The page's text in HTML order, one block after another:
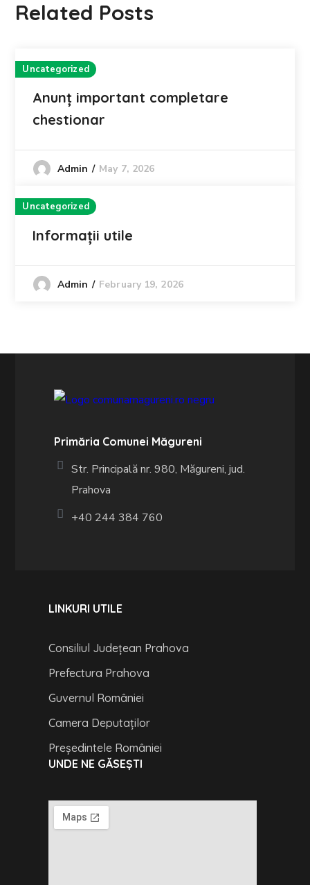
Related Posts
Uncategorized
Anunț important completare
chestionar
Admin May 7, 2026
Uncategorized
Informații utile
Admin February 19, 2026
Primăria Comunei Măgureni
Str. Principală nr. 980, Măgureni, jud.
Prahova
+40 244 384 760
LINKURI UTILE
Consiliul Județean Prahova
Prefectura Prahova
Guvernul României
Camera Deputaților
Președintele României
UNDE NE GĂSEȘTI